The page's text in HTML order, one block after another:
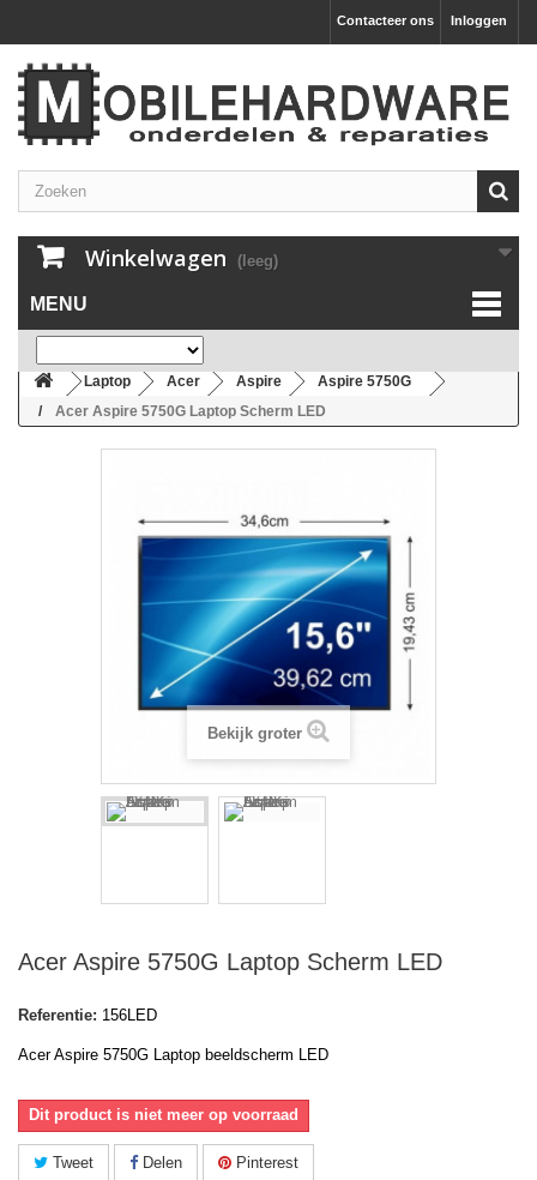
Inloggen
Contacteer ons
Winkelwagen (leeg)
MENU
Laptop Acer Aspire
Aspire 5750G
Acer Aspire 5750G Laptop Scherm LED
Bekijk groter
Acer Aspire 5750G Laptop Scherm LED
Referentie: 156LED
Acer Aspire 5750G Laptop beeldscherm LED
Dit product is niet meer op voorraad
Tweet Delen Pinterest